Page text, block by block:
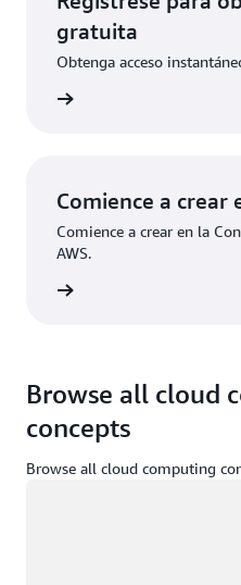
gratuita
Obtenga acceso
Comience a crear
Comience a crear en la
AWS.
Browse all cloud
concepts
Browse all cloud computing